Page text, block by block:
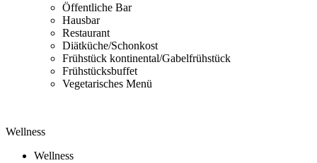
Öffentliche Bar
Hausbar
Restaurant
Diätküche/Schonkost
Frühstück kontinental/Gabelfrühstück
Frühstücksbuffet
Vegetarisches Menü
Wellness
Wellness